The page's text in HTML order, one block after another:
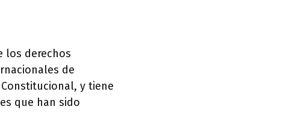
los derechos
de
y tiene
que han sido